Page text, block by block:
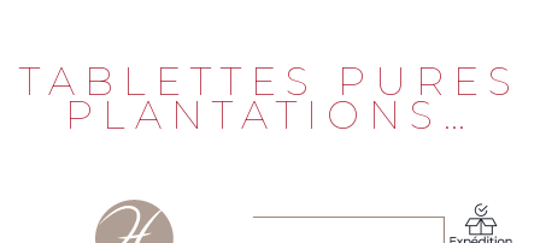
TABLETTES PURES
PLANTATIONS…